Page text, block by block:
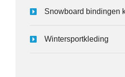
Snowboard bindingen
Wintersportkleding